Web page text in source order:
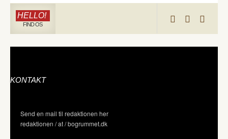
HELLO!
FIND OS
KONTAKT
Send en mail til redaktionen her
redaktionen / at / bogrummet.dk